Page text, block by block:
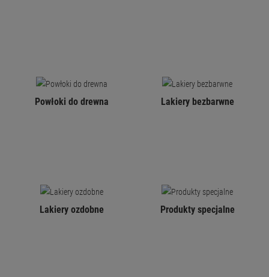
Powłoki do drewna Lakiery bezbarwne
Lakiery ozdobne Produkty specjalne